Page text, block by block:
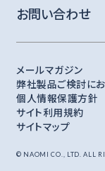
お問い合わせ
メールマガジン
弊社製品ご検討に
個人情報保護方針
サイト利用規約
サイトマップ
© NAOMI CO., LTD. ALL